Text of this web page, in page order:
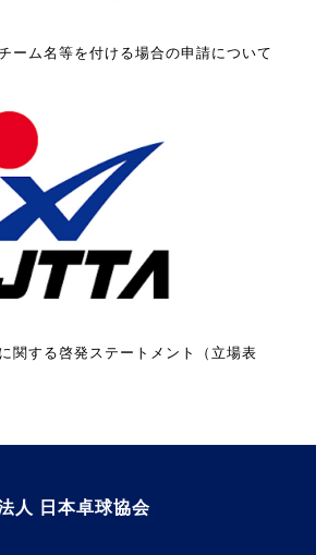
ーム名等を付ける場合の申請について
関する啓発ステートメント（立場表
人 日本卓球協会